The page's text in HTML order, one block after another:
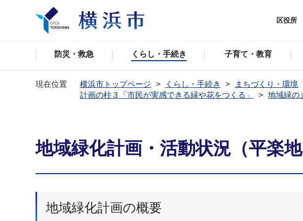
区役所
防災・救急 くらし・手続き 子育て・教育
現在位置 横浜市トップページ くらし・手続き まちづくり・環境
計画の柱３「市民が実感できる緑や花をつくる」
地域緑の
地域緑化計画・活動状況（平楽地
地域緑化計画の概要